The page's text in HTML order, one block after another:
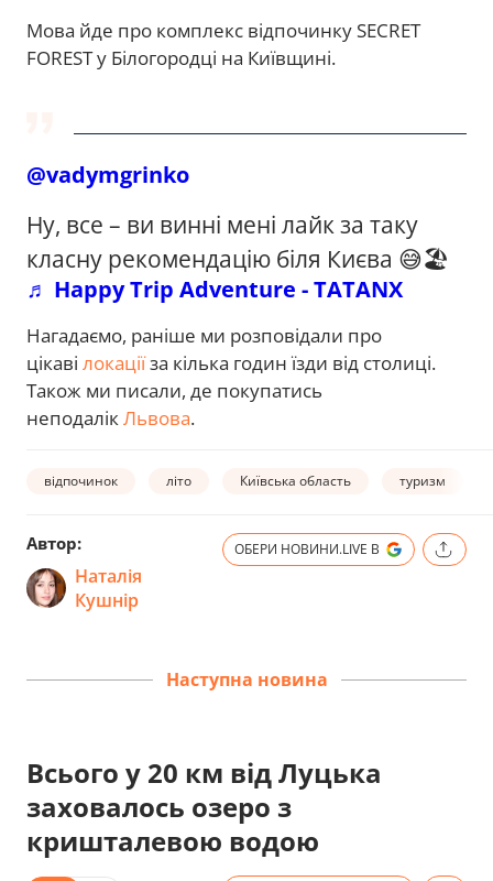
Мова йде про комплекс відпочинку SECRET
FOREST у Білогородці на Київщині.
@vadymgrinko
Ну, все – ви винні мені лайк за таку
класну рекомендацію біля Києва 😅🏖️
♬ Happy Trip Adventure - TATANX
Нагадаємо, раніше ми розповідали про
цікаві локаціїза кілька годин їзди від столиці.
Також ми писали, де покупатись
неподалікЛьвова.
відпочинок літо Київська область туризм
Автор:
Наталія
Кушнір
ОБЕРИ НОВИНИ.LIVE В
Наступна новина
Всього у 20 км від Луцька
заховалось озеро з
кришталевою водою